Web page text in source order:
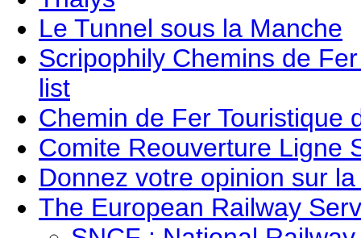
Le Tunnel sous la Manche
Scripophily Chemins de
list
Chemin de Fer Touristique
Comite Reouverture Ligne
Donnez votre opinion sur
The European Railway